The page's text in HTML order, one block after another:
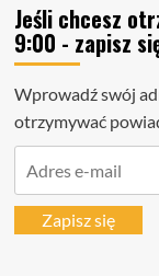
Jeśli chcesz
9:00 - zapisz
Wprowadź swój
otrzymywać
mailZapisz się